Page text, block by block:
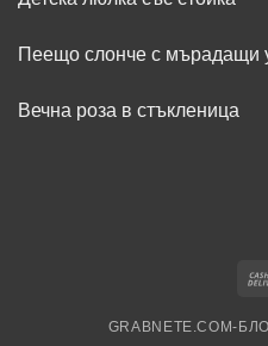
Пеещо слонче с мърадащи
Вечна роза в стъкленица
GRABNETE.COM-